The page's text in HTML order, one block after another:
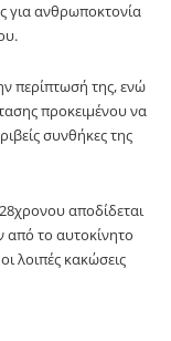
για ανθρωποκτονία
περίπτωσή της, ενώ
προκειμένου να
συνθήκες της
αποδίδεται
από το αυτοκίνητο
λοιπές κακώσεις